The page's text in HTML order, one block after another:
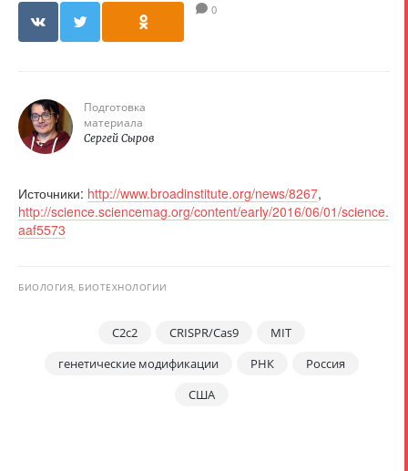
0
Подготовка
материала
Сергей Сыров
Источники: http://www.broadinstitute.org/news/8267,
http://science.sciencemag.org/content/early/2016/06/01/science.
aaf5573
БИОЛОГИЯ, БИОТЕХНОЛОГИИ
C2c2 CRISPR/Cas9
MIT
генетические модификации
РНК
Россия
США